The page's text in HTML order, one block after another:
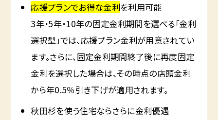
応援プランでお得な金利を利用可能
3年・5年・10年の固定金利期間を選べる「金利
選択型」では、応援プラン金利が用意されてい
ます。さらに、固定金利期間終了後に再度固定
金利を選択した場合は、その時点の店頭金利
から年0.5％引き下げが適用されます。
秋田杉を使う住宅ならさらに金利優遇